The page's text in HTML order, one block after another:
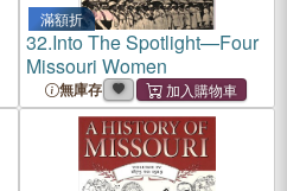
滿額折
32.Into The Spotlight—Four
Missouri Women
無庫存